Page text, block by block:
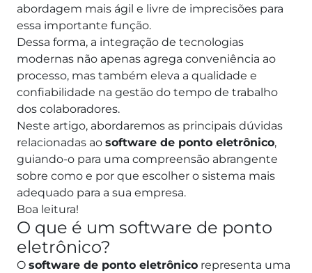
abordagem mais ágil e livre de imprecisões para
essa importante função.
Dessa forma, a integração de tecnologias
modernas não apenas agrega conveniência ao
processo, mas também eleva a qualidade e
confiabilidade na gestão do tempo de trabalho
dos colaboradores.
Neste artigo, abordaremos as principais dúvidas
relacionadas ao software de ponto eletrônico,
guiando-o para uma compreensão abrangente
sobre como e por que escolher o sistema mais
adequado para a sua empresa.
Boa leitura!
O que é um software de ponto
eletrônico?
O software de ponto eletrônico representa uma